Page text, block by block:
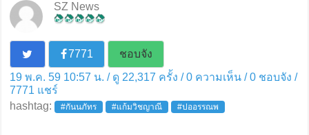
SZ News
7771
ชอบจัง
19 พ.ค. 59 10:57 น. / ดู 22,317 ครั้ง / 0 ความเห็น /0ชอบจัง /
7771 แชร์
hashtag:
#กันนภัทร #แก้มวิชญาณี #ปออรรณพ